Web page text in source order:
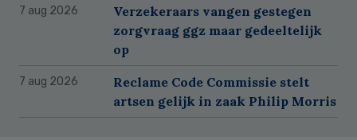
7 aug 2026
Verzekeraars vangen gestegen
zorgvraag ggz maar gedeeltelijk
op
7 aug 2026
Reclame Code Commissie stelt
artsen gelijk in zaak Philip Morris